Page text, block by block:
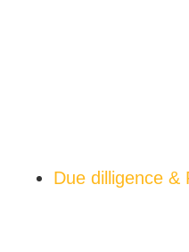
Due dilligence &